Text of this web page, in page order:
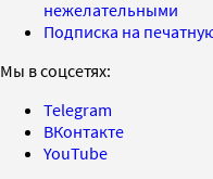
нежелательными
Подписка на
Мы в соцсетях:
Telegram
ВКонтакте
YouTube